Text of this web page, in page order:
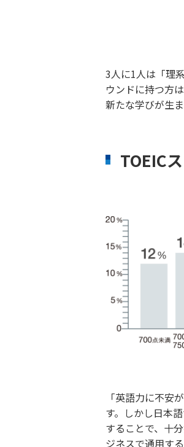
3人に1人は「理
ウンドに持つ方
新たな学びが生ま
TOEIC
「英語力に不安
す。しかし日本
することで、十
ジネスで通用す